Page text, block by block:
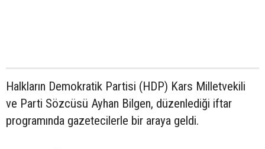
Halkların Demokratik Partisi (HDP) Kars Milletvekili
ve Parti Sözcüsü Ayhan Bilgen, düzenlediği iftar
programında gazetecilerle bir araya geldi.